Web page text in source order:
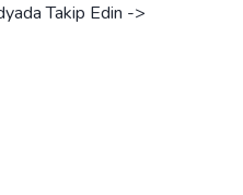
Takip Edin ->